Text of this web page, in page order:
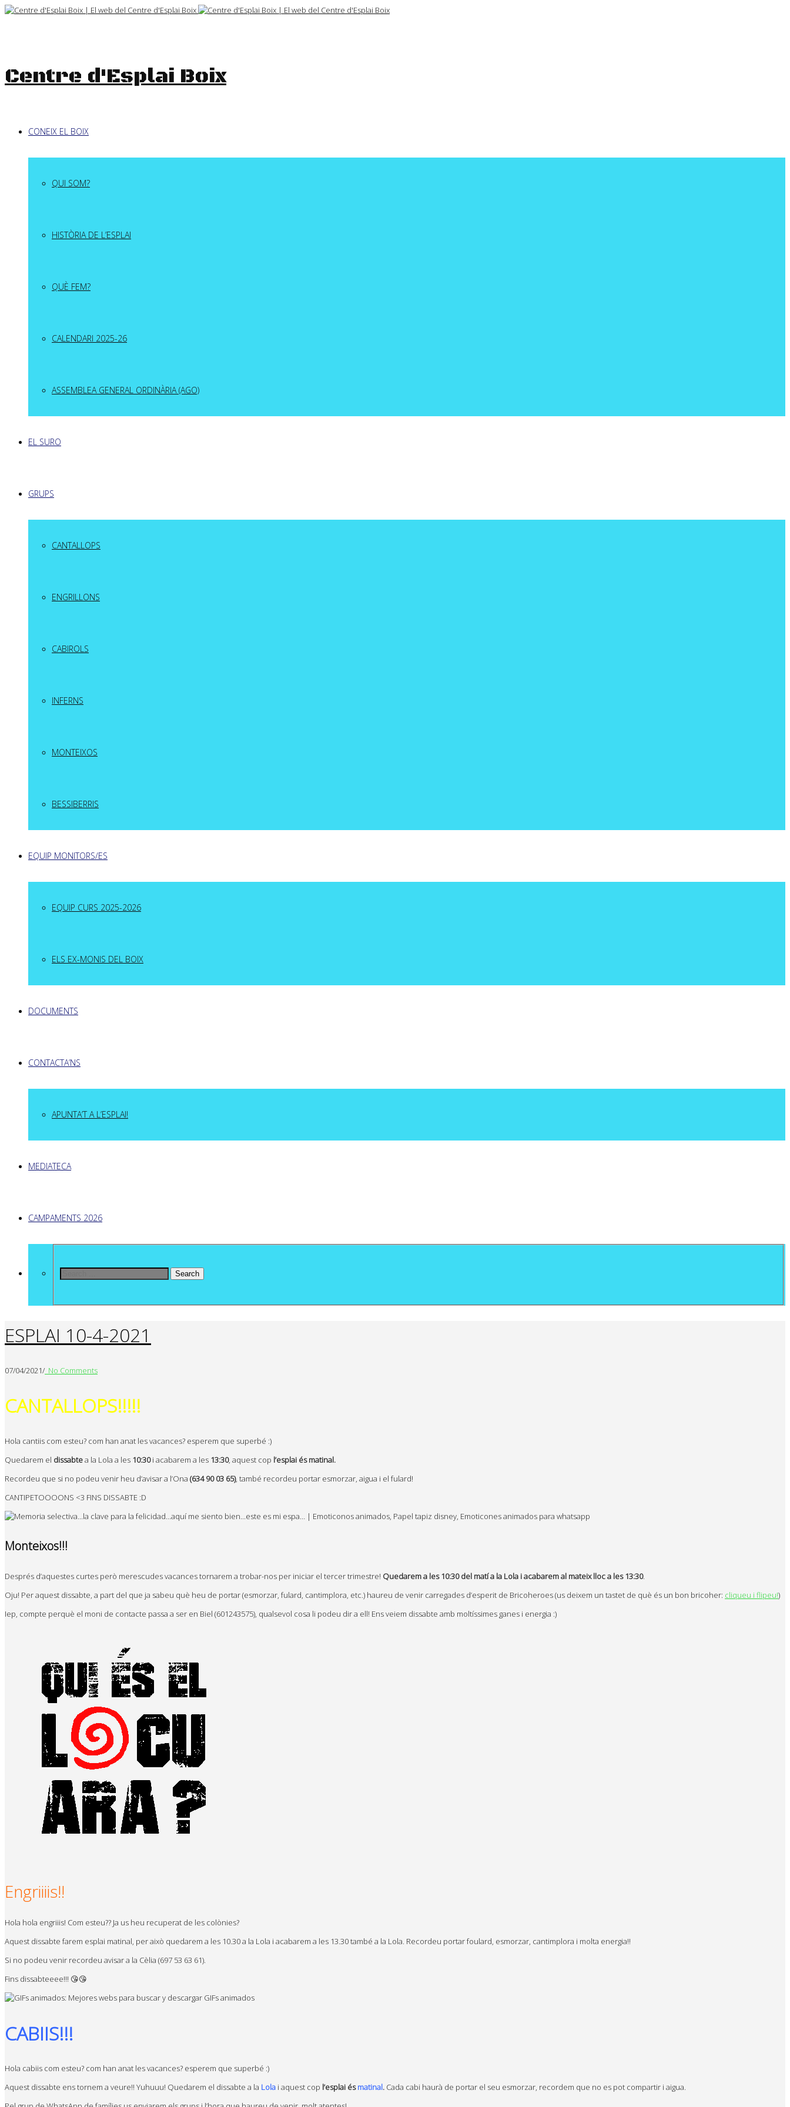
Skip
Centre d'Esplai Boix
CONEIX EL BOIX
QUI SOM?
HISTÒRIA DE L’ESPLAI
QUÈ FEM?
CALENDARI 2025-26
ASSEMBLEA GENERAL ORDINÀRIA (AGO)
EL SURO
GRUPS
CANTALLOPS
ENGRILLONS
CABIROLS
INFERNS
MONTEIXOS
BESSIBERRIS
EQUIP MONITORS/ES
EQUIP CURS 2025-2026
ELS EX-MONIS DEL BOIX
DOCUMENTS
CONTACTA’NS
APUNTA’T A L’ESPLAI!
MEDIATECA
CAMPAMENTS 2026
Search
ESPLAI 10-4-2021
07/04/2021/ No Comments
CANTALLOPS!!!!!
Hola cantiis com esteu? com han anat les vacances? esperem que superbé :)
Quedarem el dissabtea la Lola a les 10:30i acabarem a les 13:30, aquest cop l’esplai és matinal.
Recordeu que si no podeu venir heu d’avisar a l’Ona (634 90 03 65), també recordeu portar esmorzar, aigua i el fulard!
CANTIPETOOOONS <3 FINS DISSABTE :D
Monteixos!!!
Després d’aquestes curtes però merescudes vacances tornarem a trobar-nos per iniciar el tercer trimestre! Quedarem a les 10:30 del matí a la Lola i acabarem al mateix lloc a les 13:30.
Oju! Per aquest dissabte, a part del que ja sabeu què heu de portar (esmorzar, fulard, cantimplora, etc.) haureu de venir carregades d’esperit de Bricoheroes (us deixem un tastet de què és un bon bricoher: cliqueu i flipeu!)
Iep, compte perquè el moni de contacte passa a ser en Biel (601243575), qualsevol cosa li podeu dir a ell! Ens veiem dissabte amb moltíssimes ganes i energia :)
Engriiiis!!
Hola hola engriiis! Com esteu?? Ja us heu recuperat de les colònies?
Aquest dissabte farem esplai matinal, per això quedarem a les 10.30 a la Lola i acabarem a les 13.30 també a la Lola. Recordeu portar foulard, esmorzar, cantimplora i molta energia!!
Si no podeu venir recordeu avisar a la Cèlia (697 53 63 61).
Fins dissabteeee!!! 😘😘
CABIIS!!!
Hola cabiis com esteu? com han anat les vacances? esperem que superbé :)
Aquest dissabte ens tornem a veure!! Yuhuuu! Quedarem el dissabte a la Lola i aquest cop l’esplai és matinal. Cada cabi haurà de portar el seu esmorzar, recordem que no es pot compartir i aigua.